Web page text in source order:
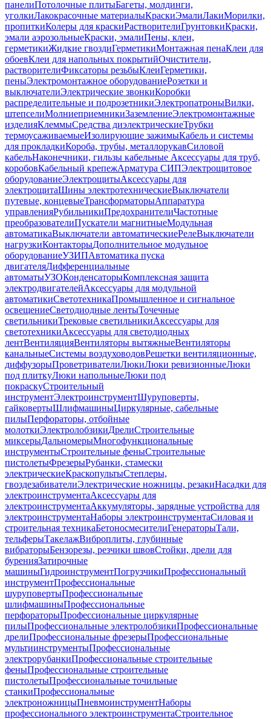
панелиПотолочные плитыБагеты, молдинги,
уголкиЛакокрасочные материалыКраскиЭмалиЛакиМорилки,
пропиткиКолеры для краскиРастворителиГрунтовкиКраски,
эмали аэрозольныеКраски, эмалиПены, клеи,
герметикиЖидкие гвоздиГерметикиМонтажная пенаКлеи для
обоевКлеи для напольных покрытийОчистители,
растворителиФиксаторы резьбыКлеиГерметики,
пеныЭлектромонтажное оборудованиеРозетки и
выключателиЭлектрические звонкиКоробки
распределительные и подрозетникиЭлектропатроныВилки,
штепселиМолниеприемникиЗаземлениеЭлектромонтажные
изделияКлеммыСредства диэлектрическиеТрубки
термоусаживаемыеИзолирующие зажимыКабель и системы
для прокладкиКороба, трубы, металлорукавСиловой
кабельНаконечники, гильзы кабельные Аксессуары для труб,
коробовКабельный крепежАрматура СИПЭлектрощитовое
оборудованиеЭлектрощитыАксессуары для
электрощитаШины электротехническиеВыключатели
путевые, концевыеТрансформаторыАппаратура
управленияРубильникиПредохранителиЧастотные
преобразователиПускатели магнитныеМодульная
автоматикаВыключатели автоматическиеРелеВыключатели
нагрузкиКонтакторыДополнительное модульное
оборудованиеУЗИПАвтоматика пуска
двигателяДифференциальные
автоматыУЗОКонденсаторыКомплексная защита
электродвигателейАксессуары для модульной
автоматикиСветотехникаПромышленное и сигнальное
освещениеСветодиодные лентыТочечные
светильникиТрековые светильникиАксессуары для
светотехникиАксессуары для светодиодных
лентВентиляцияВентиляторы вытяжныеВентиляторы
канальныеСистемы воздуховодовРешетки вентиляционные,
диффузорыПроветривателиЛюкиЛюки ревизионныеЛюки
под плиткуЛюки напольныеЛюки под
покраскуСтроительный
инструментЭлектроинструментШуруповерты,
гайковертыШлифмашиныЦиркулярные, сабельные
пилыПерфораторы, отбойные
молоткиЭлектролобзикиДрелиСтроительные
миксерыДальномерыМногофункциональные
инструментыСтроительные феныСтроительные
пистолетыФрезерыРубанки, стамески
электрическиеКраскопультыСтеплеры,
гвоздезабивателиЭлектрические ножницы, резакиНасадки для
электроинструментаАксессуары для
электроинструментаАккумуляторы, зарядные устройства для
электроинструментаНаборы электроинструментаСиловая и
строительная техникаБетоносмесителиГенераторыТали,
тельферыТакелажВиброплиты, глубинные
вибраторыБензорезы, резчики швовСтойки, дрели для
буренияЗатирочные
машиныГидроинструментПогрузчикиПрофессиональный
инструментПрофессиональные
шуруповертыПрофессиональные
шлифмашиныПрофессиональные
перфораторыПрофессиональные циркулярные
пилыПрофессиональные электролобзикиПрофессиональные
дрелиПрофессиональные фрезерыПрофессиональные
мультиинструментыПрофессиональные
электрорубанкиПрофессиональные строительные
феныПрофессиональные строительные
пистолетыПрофессиональные точильные
станкиПрофессиональные
электроножницыПневмоинструментНаборы
профессионального электроинструментаСтроительное